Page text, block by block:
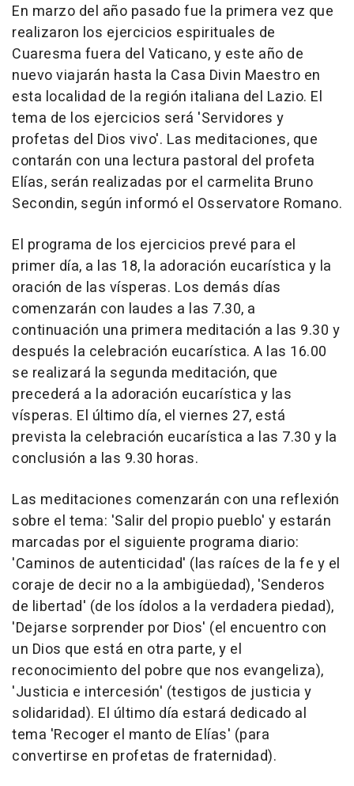
En marzo del año pasado fue la primera vez que
realizaron los ejercicios espirituales de
Cuaresma fuera del Vaticano, y este año de
nuevo viajarán hasta la Casa Divin Maestro en
esta localidad de la región italiana del Lazio. El
tema de los ejercicios será 'Servidores y
profetas del Dios vivo'. Las meditaciones, que
contarán con una lectura pastoral del profeta
Elías, serán realizadas por el carmelita Bruno
Secondin, según informó el Osservatore Romano.
El programa de los ejercicios prevé para el
primer día, a las 18, la adoración eucarística y la
oración de las vísperas. Los demás días
comenzarán con laudes a las 7.30, a
continuación una primera meditación a las 9.30 y
después la celebración eucarística. A las 16.00
se realizará la segunda meditación, que
precederá a la adoración eucarística y las
vísperas. El último día, el viernes 27, está
prevista la celebración eucarística a las 7.30 y la
conclusión a las 9.30 horas.
Las meditaciones comenzarán con una reflexión
sobre el tema: 'Salir del propio pueblo' y estarán
marcadas por el siguiente programa diario:
'Caminos de autenticidad' (las raíces de la fe y el
coraje de decir no a la ambigüedad), 'Senderos
de libertad' (de los ídolos a la verdadera piedad),
'Dejarse sorprender por Dios' (el encuentro con
un Dios que está en otra parte, y el
reconocimiento del pobre que nos evangeliza),
'Justicia e intercesión' (testigos de justicia y
solidaridad). El último día estará dedicado al
tema 'Recoger el manto de Elías' (para
convertirse en profetas de fraternidad).